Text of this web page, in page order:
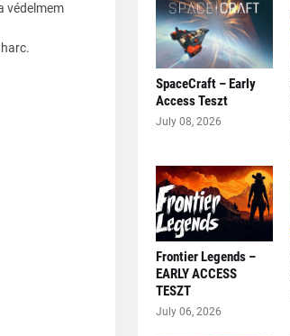
védelmem
SpaceCraft – Early
Access Teszt
July 08, 2026
Frontier Legends –
EARLY ACCESS
TESZT
July 06, 2026